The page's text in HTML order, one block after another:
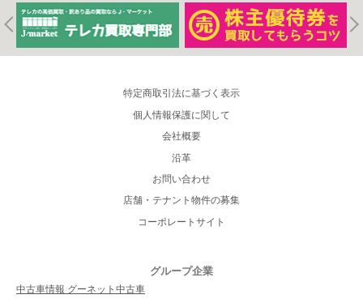
特定商取引法に基づく表示
個人情報保護に関して
会社概要
沿革
お問い合わせ
店舗・テナント物件の募集
コーポレートサイト
グループ企業
中古車情報 グーネット中古車